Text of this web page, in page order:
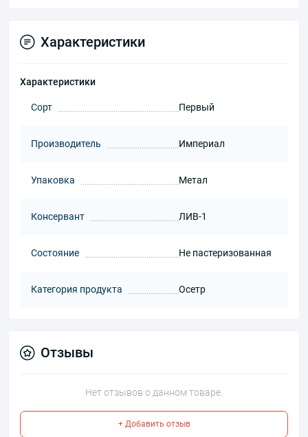
Характеристики
Характеристики
Сорт Первый
Производитель Империал
Упаковка Метал
Консервант ЛИВ-1
Состояние Не пастеризованная
Категория продукта Осетр
Отзывы
Нет отзывов о данном товаре.
+ Добавить отзыв